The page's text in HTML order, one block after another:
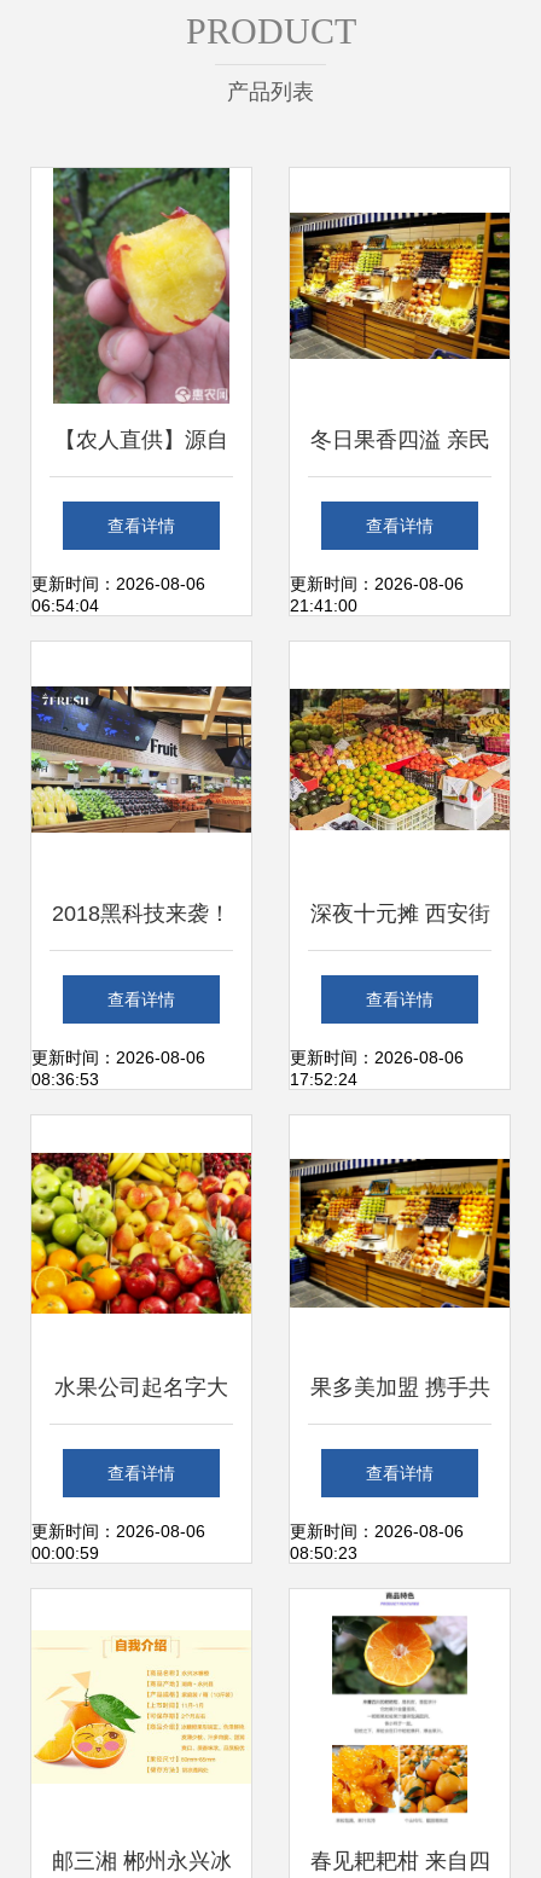
PRODUCT
产品列表
【农人直供】源自
原产地的酸甜馈赠
当季新鲜黄肉红布
查看详情
更新时间：2026-08-06
06:54:04
冬日果香四溢 亲民
价格与多元品种共
舞，零售新招激活
查看详情
更新时间：2026-08-06
21:41:00
2018黑科技来袭！
京东首家线下生鲜
超市7FRESH开
零售体验
查看详情
更新时间：2026-08-06
08:36:53
深夜十元摊 西安街
头的烟火气与新鲜
甜
查看详情
更新时间：2026-08-06
17:52:24
水果公司起名字大
全免费（精选600
个）新鲜水果零售
查看详情
更新时间：2026-08-06
00:00:59
果多美加盟 携手共
创鲜果零售的黄金
时代
查看详情
更新时间：2026-08-06
08:50:23
邮三湘 郴州永兴冰 春见耙耙柑 来自四